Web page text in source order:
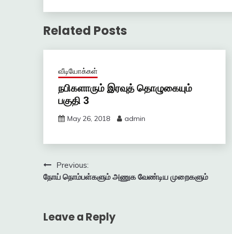
Related Posts
வீடியோக்கள்
நபிகளாரும் இரவுத் தொழுகையும்
பகுதி 3
May 26, 2018 admin
Post
navigation
Previous:
நோய் நொம்பள்களும் அணுக வேண்டிய முறைகளும்
Leave a Reply